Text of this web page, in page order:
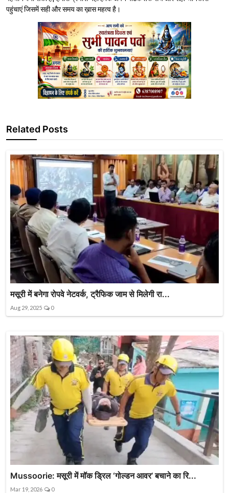
पहुंचाएं जिसमें सही और समय का ख़ास महत्व है।
Related Posts
मसूरी में बनेगा रोपवे नेटवर्क, ट्रैफिक जाम से मिलेगी रा...
Aug 29, 2025 0
Mussoorie: मसूरी में मॉक ड्रिल ‘गोल्डन आवर’ बचाने का रि...
Mar 19, 2026 0